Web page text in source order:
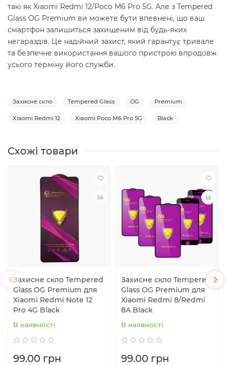
такі як Xiaomi Redmi 12/Poco M6 Pro 5G. Але з Tempered
Glass OG Premium ви можете бути впевнені, що ваш
смартфон залишиться захищеним від будь-яких
негараздів. Це надійний захист, який гарантує тривале
та безпечне використання вашого пристрою впродовж
усього терміну його служби.
Захисне скло Tempered Glass OG Premium
Xiaomi Redmi 12 Xiaomi Poco M6 Pro 5G Black
Схожі товари
Захисне скло Tempered
Glass OG Premium для
Xiaomi Redmi Note 12
Pro 4G Black
В наявності
99.00 грн
Захисне скло Tempered
Glass OG Premium для
Xiaomi Redmi 8/Redmi
8A Black
В наявності
99.00 грн